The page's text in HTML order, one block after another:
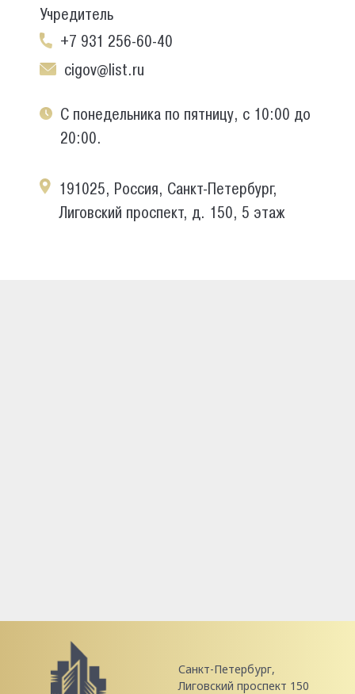
Учредитель
+7 931 256-60-40
cigov@list.ru
С понедельника по пятницу, с 10:00 до
20:00.
191025, Россия, Санкт-Петербург,
Лиговский проспект, д. 150, 5 этаж
Санкт-Петербург,
Лиговский проспект 150